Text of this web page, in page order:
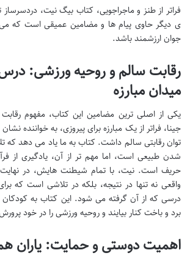
ی دیگر حاوی پیام ها و مضامین عمیقی است که می
جوان ارزشمند باشد.
رقابت سالم و روحیه ورزشی:
میدان مبارزه
یکی از اصلی ترین مضامین این کتاب، مفهوم
جینا، فراتر از یک مبارزه برای پیروزی، به خواننده
توان رقابتی سالم داشت. کتاب به ما یاد می دهد که
شدن طبیعی است، اما مهم تر از آن، یادگیری از
حریف است. نیت، با تمام شیطنت هایش، در نهایت
واقعی نه تنها در نتیجه، بلکه در تلاشی است که
درسی که از آن گرفته می شود. این کتاب به کودکان
برد و باخت کنار بیایند و روحیه ورزشی را در خود
اهمیت دوستی و حمایت: یاران